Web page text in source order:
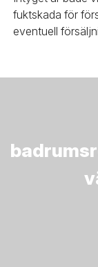
fuktskada för
eventuell